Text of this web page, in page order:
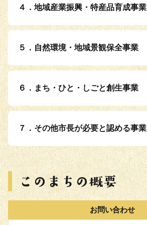
４．地域産業振興・特産品育成事業
５．自然環境・地域景観保全事業
６．まち・ひと・しごと創生事業
７．その他市長が必要と認める事業
お問い合わせ